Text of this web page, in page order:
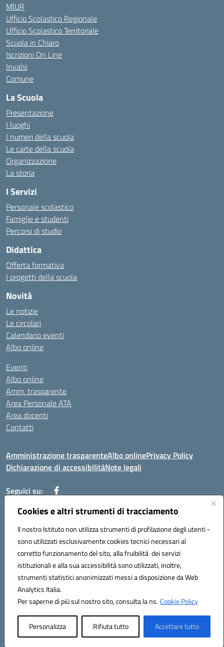
Cookies e altri strumenti di tracciamento
Il nostro Istituto non utilizza strumenti di profilazione degli utenti -
sono utilizzati esclusivamente cookies tecnici necessari al
corretto funzionamento del sito, alla fruibilità dei servizi
istituzionali e alla sua accessibilità sono utilizzati, inoltre,
strumenti statistici anonimizzati messi a disposizione da Web
Analytics Italia.
Per saperne di più sul nostro sito, consulta la ns.Cookie Policy
Personalizza Rifiuta tutto Accettare tutto
MIUR
Ufficio Scolastico Regionale
Ufficio Scolastico Territoriale
Scuola in Chiaro
Iscrizioni On Line
Invalsi
Comune
La Scuola
Presentazione
I luoghi
I numeri della scuola
Le carte della scuola
Organizzazione
La storia
I Servizi
Personale scolastico
Famiglie e studenti
Percorsi di studio
Didattica
Offerta formativa
I progetti della scuola
Novità
Le notizie
Le circolari
Calendario eventi
Albo online
Eventi
Albo online
Amm. trasparente
Area Personale ATA
Area docenti
Contatti
Amministrazione trasparenteAlbo onlinePrivacy Policy
Dichiarazione di accessibilitàNote legali
Seguici su:
Indirizzo: VIA BRECCIAME, 46 - 81024 MADDALONI (CE)
Mail: CEIC8AU001@istruzione.it - Pec: CEIC8AU001@pec.istruzione.it -
Telefono: 0823408721
Meccanografico: CEIC8AU001
Codice fiscale: 93086080616
Hosting & Powered by 3D Solution S.r.l.
Concept & Design by Designers Italia